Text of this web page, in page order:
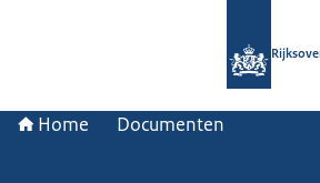
Home Documenten